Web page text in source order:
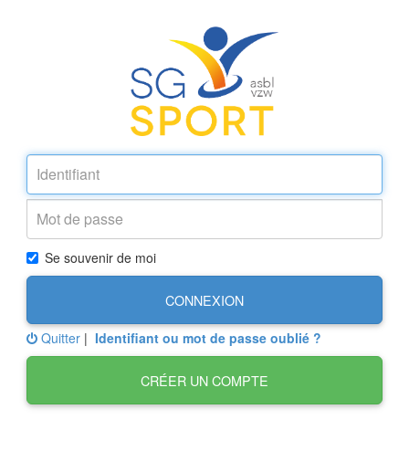
Se souvenir de moi
CONNEXION
Quitter | Identifiant ou mot de passe oublié ?
CRÉER UN COMPTE